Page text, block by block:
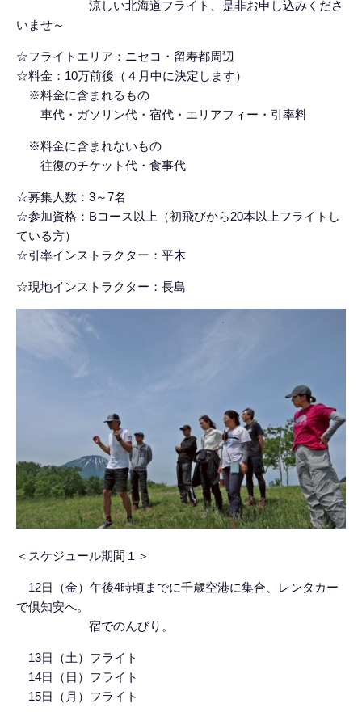
涼しい北海道フライト、是非お申し込みくださ
いませ～
☆フライトエリア：ニセコ・留寿都周辺
☆料金： 10万前後（４月中に決定します）
※料金に含まれるもの
車代・ガソリン代・宿代・エリアフィー・引率料
※料金に含まれないもの
往復のチケット代・食事代
☆募集人数：3～7名
☆参加資格：Bコース以上（初飛びから20本以上フライトし
ている方）
☆引率インストラクター ：平木
☆現地インストラクター ：長島
＜ スケジュール期間１＞
12日（金）午後4時頃までに千歳空港に集合、レンタカー
で倶知安へ。
宿でのんびり。
13日（土）フライト
14日（日）フライト
15日（月）フライト